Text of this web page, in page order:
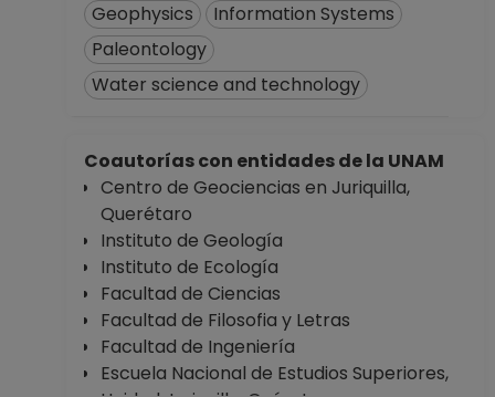
Geophysics
Information Systems
Paleontology
Water science and technology
Coautorías con entidades de la UNAM
Centro de Geociencias en Juriquilla,
Querétaro
Instituto de Geología
Instituto de Ecología
Facultad de Ciencias
Facultad de Filosofia y Letras
Facultad de Ingeniería
Escuela Nacional de Estudios Superiores,